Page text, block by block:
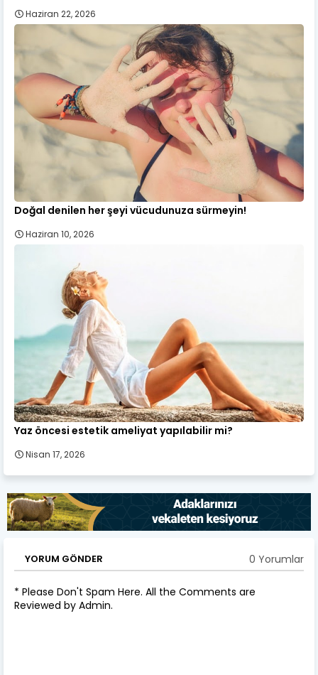
Haziran 22, 2026
Doğal denilen her şeyi vücudunuza sürmeyin!
Haziran 10, 2026
Yaz öncesi estetik ameliyat yapılabilir mi?
Nisan 17, 2026
YORUM GÖNDER 0 Yorumlar
* Please Don't Spam Here. All the Comments are
Reviewed by Admin.